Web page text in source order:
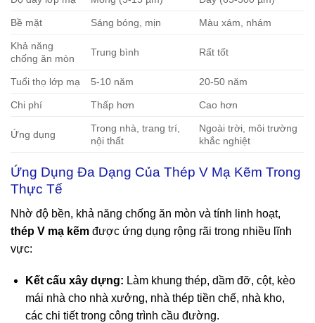
Bề mặt Sáng bóng, mịn Màu xám, nhám
Khả năng
chống ăn mòn
Trung bình Rất tốt
Tuổi thọ lớp mạ 5-10 năm 20-50 năm
Chi phí Thấp hơn Cao hơn
Ứng dụng
Trong nhà, trang trí,
nội thất
Ngoài trời, môi trường
khắc nghiệt
Ứng Dụng Đa Dạng Của Thép V Mạ Kẽm Trong
Thực Tế
Nhờ độ bền, khả năng chống ăn mòn và tính linh hoạt,
thép V mạ kẽm được ứng dụng rộng rãi trong nhiều lĩnh
vực:
Kết cấu xây dựng: Làm khung thép, dầm đỡ, cột, kèo
mái nhà cho nhà xưởng, nhà thép tiền chế, nhà kho,
các chi tiết trong công trình cầu đường.